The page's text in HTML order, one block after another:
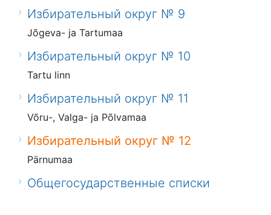
Избирательный округ № 9
Jõgeva- ja Tartumaa
Избирательный округ № 10
Tartu linn
Избирательный округ № 11
Võru-, Valga- ja Põlvamaa
Избирательный округ № 12
Pärnumaa
Общегосударственные списки